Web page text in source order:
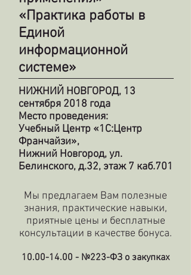
«Практика работы в
Единой
информационной
системе»
НИЖНИЙ НОВГОРОД, 13
сентября 2018 года
Место проведения:
Учебный Центр «1С:Центр
Франчайзи»,
Нижний Новгород, ул.
Белинского, д.32, этаж 7 каб.701
Мы предлагаем Вам полезные
знания, практические навыки,
приятные цены и бесплатные
консультации в качестве бонуса.
10.00-14.00 - №223-ФЗ о закупках